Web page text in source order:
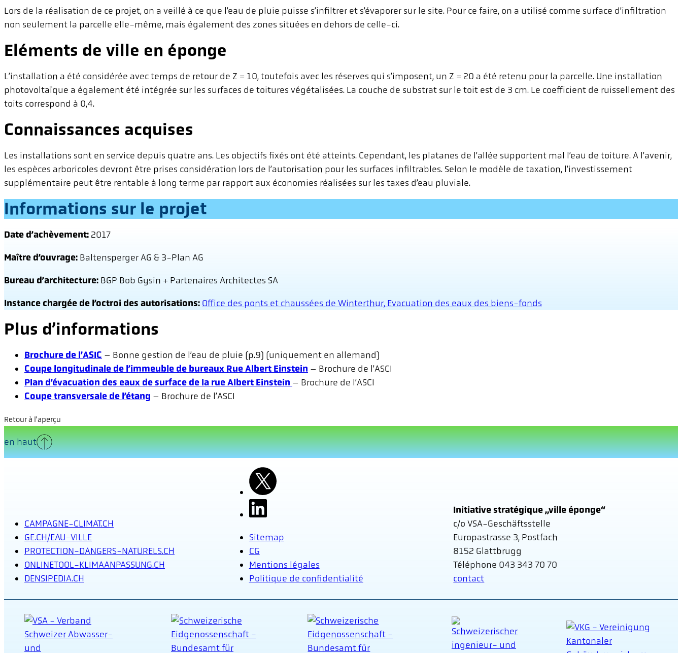
Lors de la réalisation de ce projet, on a veillé à ce que l’eau de pluie puisse s’infiltrer et s’évaporer sur le site. Pour ce faire, on a utilisé comme surface d’infiltration
non seulement la parcelle elle-même, mais également des zones situées en dehors de celle-ci.
Eléments de ville en éponge
L’installation a été considérée avec temps de retour de Z = 10, toutefois avec les réserves qui s’imposent, un Z = 20 a été retenu pour la parcelle. Une installation
photovoltaïque a également été intégrée sur les surfaces de toitures végétalisées. La couche de substrat sur le toit est de 3 cm. Le coefficient de ruissellement des
toits correspond à 0,4.
Connaissances acquises
Les installations sont en service depuis quatre ans. Les objectifs fixés ont été atteints. Cependant, les platanes de l’allée supportent mal l’eau de toiture. A l’avenir,
les espèces arboricoles devront être prises considération lors de l’autorisation pour les surfaces infiltrables. Selon le modèle de taxation, l’investissement
supplémentaire peut être rentable à long terme par rapport aux économies réalisées sur les taxes d’eau pluviale.
Informations sur le projet
Date d’achèvement: 2017
Maître d’ouvrage: Baltensperger AG & 3-Plan AG
Bureau d’architecture: BGP Bob Gysin + Partenaires Architectes SA
Instance chargée de l’octroi des autorisations: Office des ponts et chaussées de Winterthur, Evacuation des eaux des biens-fonds
Plus d’informations
Brochure de l’ASIC – Bonne gestion de l’eau de pluie (p.9) (uniquement en allemand)
Coupe longitudinale de l’immeuble de bureaux Rue Albert Einstein – Brochure de l’ASCI
Plan d’évacuation des eaux de surface de la rue Albert Einstein – Brochure de l’ASCI
Coupe transversale de l’étang – Brochure de l’ASCI
Retour à l’aperçu
en haut
CAMPAGNE-CLIMAT.CH
GE.CH/EAU-VILLE
PROTECTION-DANGERS-NATURELS.CH
ONLINETOOL-KLIMAANPASSUNG.CH
DENSIPEDIA.CH
Sitemap
CG
Mentions légales
Politique de confidentialité
Initiative stratégique „ville éponge“
c/o VSA-Geschäftsstelle
Europastrasse 3, Postfach
8152 Glattbrugg
Téléphone 043 343 70 70
contact